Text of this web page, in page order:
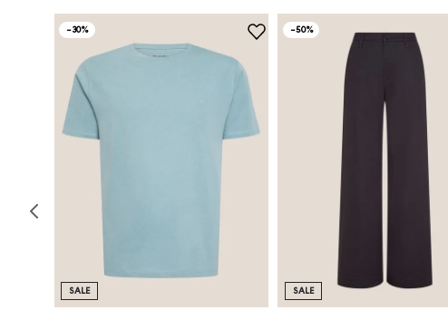
-30%
SALE
-50%
SALE